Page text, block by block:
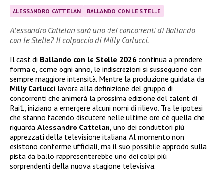
ALESSANDRO CATTELAN BALLANDO CON LE STELLE
Alessandro Cattelan sarà uno dei concorrenti di Ballando
con le Stelle? Il colpaccio di Milly Carlucci.
Il cast di Ballando con le Stelle 2026 continua a prendere
forma e, come ogni anno, le indiscrezioni si susseguono con
sempre maggiore intensità. Mentre la produzione guidata da
Milly Carlucci lavora alla definizione del gruppo di
concorrenti che animerà la prossima edizione del talent di
Rai1, iniziano a emergere alcuni nomi di rilievo. Tra le ipotesi
che stanno facendo discutere nelle ultime ore c’è quella che
riguarda Alessandro Cattelan , uno dei conduttori più
apprezzati della televisione italiana. Al momento non
esistono conferme ufficiali, ma il suo possibile approdo sulla
pista da ballo rappresenterebbe uno dei colpi più
sorprendenti della nuova stagione televisiva.